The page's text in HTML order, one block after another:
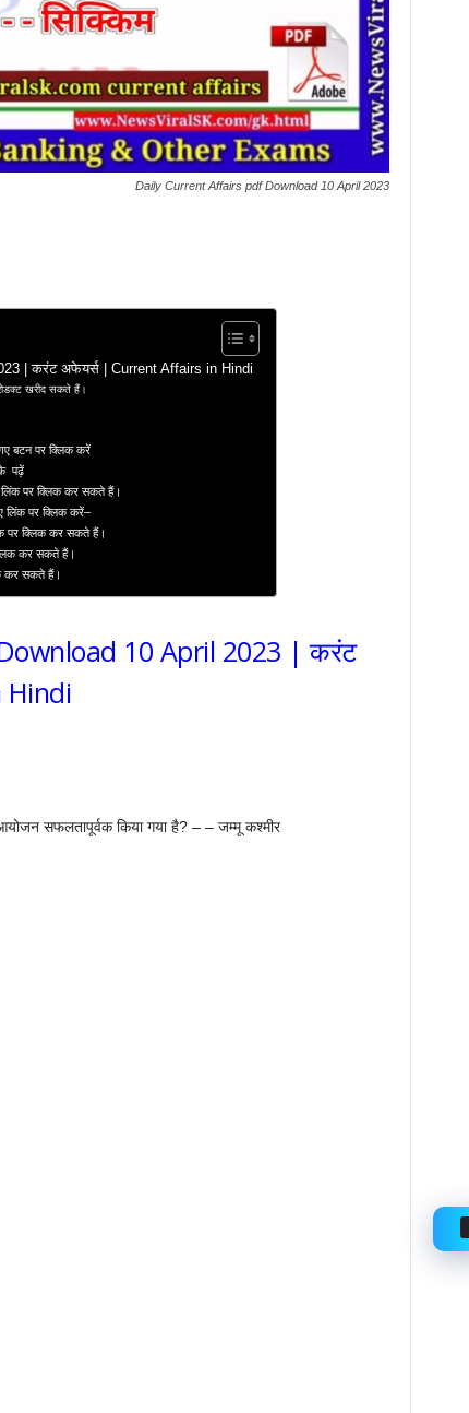
Daily Current Affairs pdf Download 10 April 2023
| करंट अफेयर्स | Current Affairs in Hindi
खरीद सकते हैं।
बटन पर क्लिक करें
पढ़ें
लिंक पर क्लिक कर सकते हैं।
लिंक पर क्लिक करें–
पर क्लिक कर सकते हैं।
कर सकते हैं।
कर सकते हैं।
10 April 2023 | करंट
सफलतापूर्वक किया गया है? – – जम्मू कश्मीर